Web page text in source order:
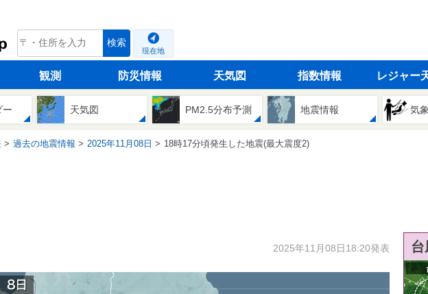
tenki.jp 検索
現在地
観測 防災情報 天気図 指数情報 レジャー
ー 天気図 PM2.5分布予測 地震情報 気
過去の地震情報 2025年11月08日 18時17分頃発生した地震(最大震度2)
2025年11月08日18:20発表